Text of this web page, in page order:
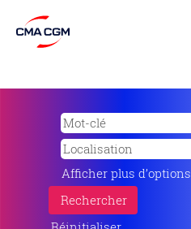
Afficher plus d’options